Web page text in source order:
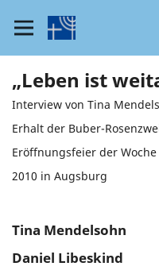
„Leben ist
Interview von Tina
Erhalt der Buber-
Eröffnungsfeier der
2010 in Augsburg
Tina Mendelsohn
Daniel Libeskind